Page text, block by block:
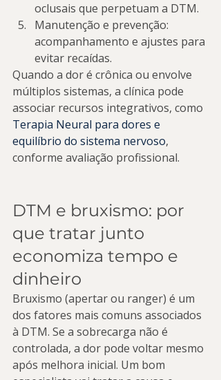
oclusais que perpetuam a DTM.
Manutenção e prevenção:
acompanhamento e ajustes para
evitar recaídas.
Quando a dor é crônica ou envolve
múltiplos sistemas, a clínica pode
associar recursos integrativos, como
Terapia Neural para dores e
equilíbrio do sistema nervoso,
conforme avaliação profissional.
DTM e bruxismo: por
que tratar junto
economiza tempo e
dinheiro
Bruxismo (apertar ou ranger) é um
dos fatores mais comuns associados
à DTM. Se a sobrecarga não é
controlada, a dor pode voltar mesmo
após melhora inicial. Um bom